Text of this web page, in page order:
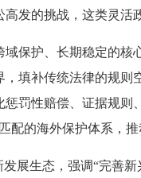
发的挑战，这类灵活
保护、长期稳定的
填补传统法律的规
罚性赔偿、证据规
配的海外保护体系，推
展生态，强调“完善